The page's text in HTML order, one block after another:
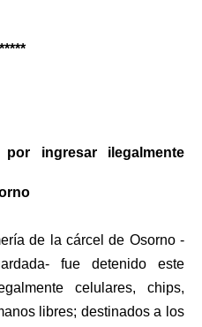
ingresar ilegalmente
de la cárcel de Osorno -
fue detenido este
celulares, chips,
libres; destinados a los